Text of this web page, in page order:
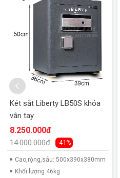
Két sắt Liberty LB50S khóa
vân tay
8.250.000đ
14.000.000đ -41%
Cao,rộng,sâu: 500x390x380mm
Khối lượng:46kg